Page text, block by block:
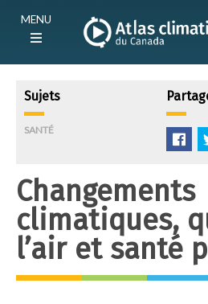
contenu
Main
navigation
MENU
Sujets
SANTÉ
Like
Changements
climatiques,
l’air et santé